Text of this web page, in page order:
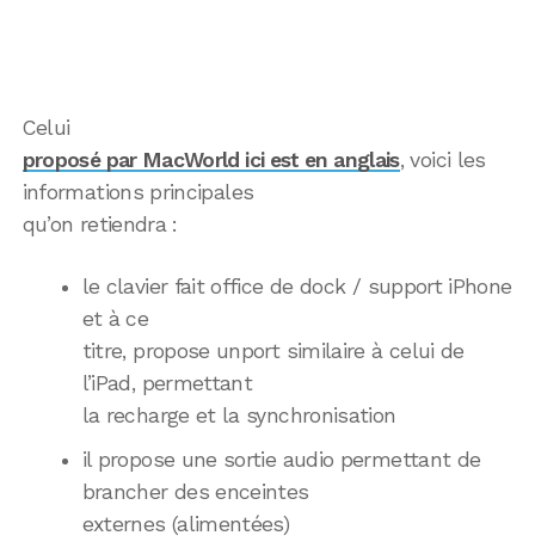
Celui
proposé par MacWorld ici est en anglais, voici les
informations principales
qu’on retiendra :
le clavier fait office de dock / support iPhone
et à ce
titre, propose unport similaire à celui de
l’iPad, permettant
la recharge et la synchronisation
il propose une sortie audio permettant de
brancher des enceintes
externes (alimentées)